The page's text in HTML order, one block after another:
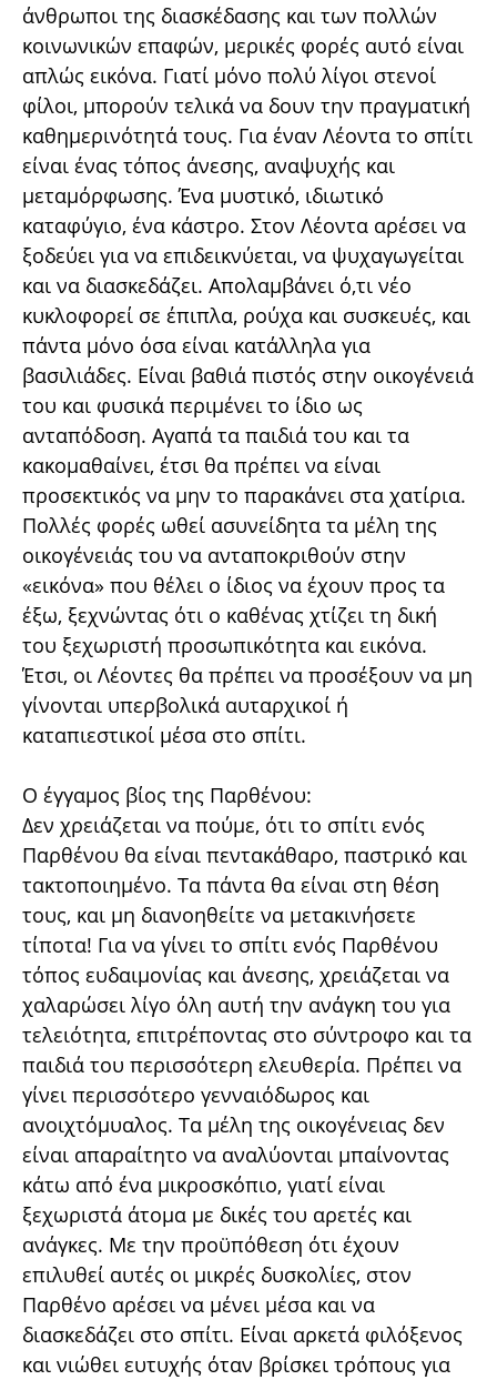
άνθρωποι της διασκέδασης και των πολλών
κοινωνικών επαφών, μερικές φορές αυτό είναι
απλώς εικόνα. Γιατί μόνο πολύ λίγοι στενοί
φίλοι, μπορούν τελικά να δουν την πραγματική
καθημερινότητά τους. Για έναν Λέοντα το σπίτι
είναι ένας τόπος άνεσης, αναψυχής και
μεταμόρφωσης. Ένα μυστικό, ιδιωτικό
καταφύγιο, ένα κάστρο. Στον Λέοντα αρέσει να
ξοδεύει για να επιδεικνύεται, να ψυχαγωγείται
και να διασκεδάζει. Απολαμβάνει ό,τι νέο
κυκλοφορεί σε έπιπλα, ρούχα και συσκευές, και
πάντα μόνο όσα είναι κατάλληλα για
βασιλιάδες. Είναι βαθιά πιστός στην οικογένειά
του και φυσικά περιμένει το ίδιο ως
ανταπόδοση. Αγαπά τα παιδιά του και τα
κακομαθαίνει, έτσι θα πρέπει να είναι
προσεκτικός να μην το παρακάνει στα χατίρια.
Πολλές φορές ωθεί ασυνείδητα τα μέλη της
οικογένειάς του να ανταποκριθούν στην
«εικόνα» που θέλει ο ίδιος να έχουν προς τα
έξω, ξεχνώντας ότι ο καθένας χτίζει τη δική
του ξεχωριστή προσωπικότητα και εικόνα.
Έτσι, οι Λέοντες θα πρέπει να προσέξουν να μη
γίνονται υπερβολικά αυταρχικοί ή
καταπιεστικοί μέσα στο σπίτι.
Ο έγγαμος βίος της Παρθένου:
Δεν χρειάζεται να πούμε, ότι το σπίτι ενός
Παρθένου θα είναι πεντακάθαρο, παστρικό και
τακτοποιημένο. Τα πάντα θα είναι στη θέση
τους, και μη διανοηθείτε να μετακινήσετε
τίποτα! Για να γίνει το σπίτι ενός Παρθένου
τόπος ευδαιμονίας και άνεσης, χρειάζεται να
χαλαρώσει λίγο όλη αυτή την ανάγκη του για
τελειότητα, επιτρέποντας στο σύντροφο και τα
παιδιά του περισσότερη ελευθερία. Πρέπει να
γίνει περισσότερο γενναιόδωρος και
ανοιχτόμυαλος. Τα μέλη της οικογένειας δεν
είναι απαραίτητο να αναλύονται μπαίνοντας
κάτω από ένα μικροσκόπιο, γιατί είναι
ξεχωριστά άτομα με δικές του αρετές και
ανάγκες. Με την προϋπόθεση ότι έχουν
επιλυθεί αυτές οι μικρές δυσκολίες, στον
Παρθένο αρέσει να μένει μέσα και να
διασκεδάζει στο σπίτι. Είναι αρκετά φιλόξενος
και νιώθει ευτυχής όταν βρίσκει τρόπους για